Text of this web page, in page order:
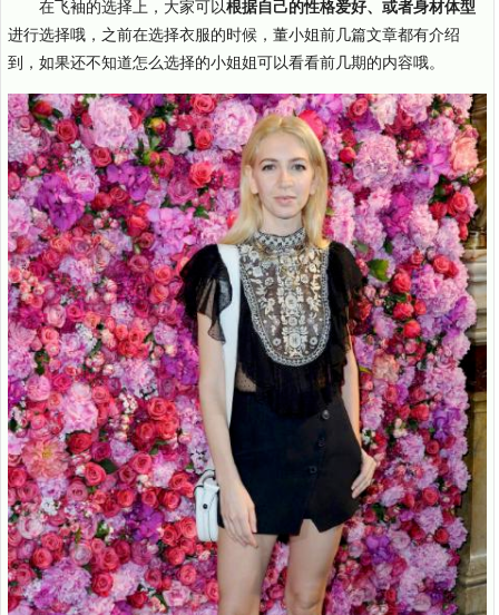
在飞袖的选择上，大家可以根据自己的性格爱好、或者身材体型
进行选择哦，之前在选择衣服的时候，董小姐前几篇文章都有介绍
到，如果还不知道怎么选择的小姐姐可以看看前几期的内容哦。